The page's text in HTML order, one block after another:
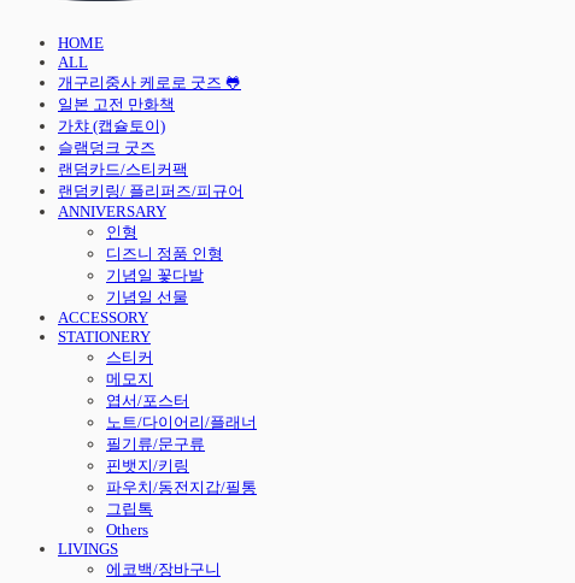
HOME
ALL
개구리중사 케로로 굿즈 🐸
일본 고전 만화책
가챠 (캡슐토이)
슬램덩크 굿즈
랜덤카드/스티커팩
랜덤키링/ 플리퍼즈/피규어
ANNIVERSARY
인형
디즈니 정품 인형
기념일 꽃다발
기념일 선물
ACCESSORY
STATIONERY
스티커
메모지
엽서/포스터
노트/다이어리/플래너
필기류/문구류
핀뱃지/키링
파우치/동전지갑/필통
그립톡
Others
LIVINGS
에코백/장바구니